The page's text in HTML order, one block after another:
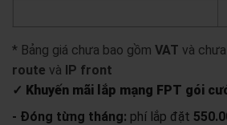
* Bảng giá chưa bao gồm VAT và
route và IP front
✓ Khuyến mãi lắp mạng FPT gói
- Đóng từng tháng: phí lắp đặt